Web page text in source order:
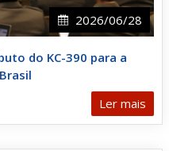
2026/06/28
do KC-390 para a
Ler mais